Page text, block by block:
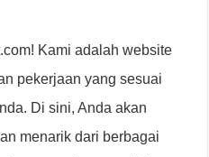
Kami adalah website
pekerjaan yang sesuai
Di sini, Anda akan
menarik dari berbagai